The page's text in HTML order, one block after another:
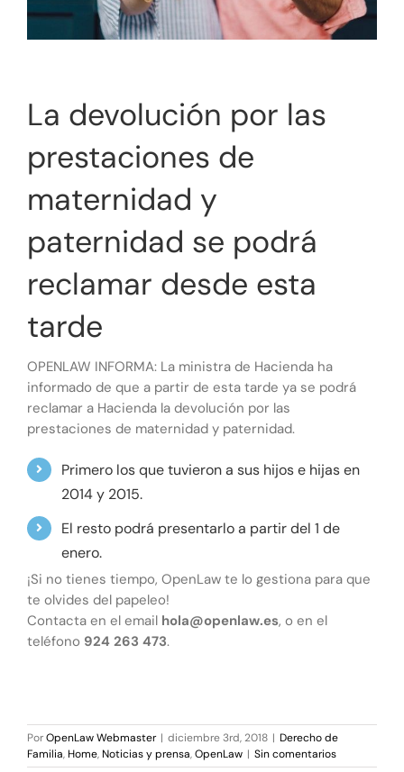
La devolución por las
prestaciones de
maternidad y
paternidad se podrá
reclamar desde esta
tarde
OPENLAW INFORMA: La ministra de Hacienda ha
informado de que a partir de esta tarde ya se podrá
reclamar a Hacienda la devolución por las
prestaciones de maternidad y paternidad.
Primero los que tuvieron a sus hijos e hijas en
2014 y 2015.
El resto podrá presentarlo a partir del 1 de
enero.
¡Si no tienes tiempo, OpenLaw te lo gestiona para que
te olvides del papeleo!
Contacta en el email hola@openlaw.es, o en el
teléfono 924 263 473.
PorOpenLaw Webmaster | diciembre 3rd, 2018 | Derecho de
Familia,Home,Noticias y prensa,OpenLaw | Sin comentarios